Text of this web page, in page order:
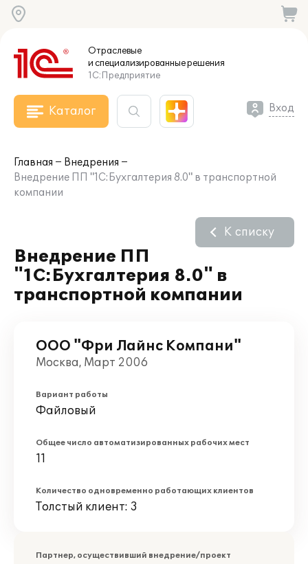
Отраслевые
и специализированныерешения
1С:Предприятие
Каталог Вход
Главная
Внедрения
Внедрение ПП "1С:Бухгалтерия 8.0" в транспортной
компании
Внедрение ПП
"1С:Бухгалтерия 8.0" в
транспортной компании
К списку
ООО "Фри Лайнс Компани"
Москва, Март 2006
Вариант работы
Файловый
Общее число автоматизированных рабочих мест
11
Количество одновременно работающих клиентов
Толстый клиент: 3
Партнер, осуществивший внедрение/проект